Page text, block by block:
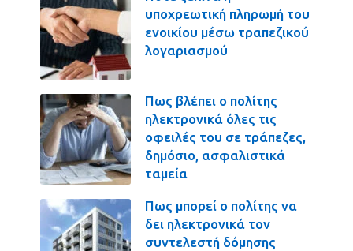
υποχρεωτική πληρωμή του
ενοικίου μέσω τραπεζικού
λογαριασμού
Πως βλέπει ο πολίτης
ηλεκτρονικά όλες τις
οφειλές του σε τράπεζες,
δημόσιο, ασφαλιστικά
ταμεία
Πως μπορεί ο πολίτης να
δει ηλεκτρονικά τον
συντελεστή δόμησης